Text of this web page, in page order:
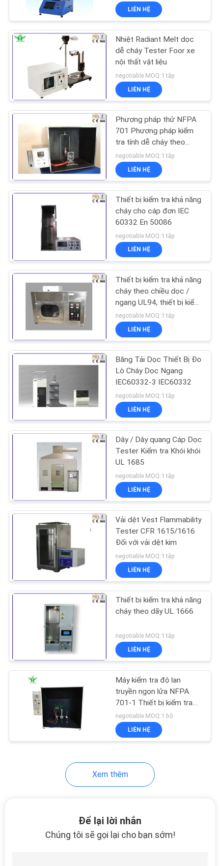
TỨC
CẦU
GIÁ
TRANG
WEB
CHÍNH
MẬT
Vật liệu xây dựng
Fire Tester
36
Môi trường kiểm tra
buồng
530
Máy thử độ bền kéo
Máy sưởi cảm ứng
Bộ thử nghiệm điện
140
Thiết bị kiểm tra dây
Thiết bị kiểm tra dệt
Thiết bị kiểm tra đồ
LIÊN HỆ
Nhiệt Radiant Melt dọc
dễ cháy Tester Foor xe
nội thất vật liệu
negotiable MOQ:1 tập
LIÊN HỆ
Phương pháp thử NFPA
701 Phương pháp kiểm
tra tính dễ cháy theo
chiều dọc cho các loại
vải đơn / nhiều lớp
negotiable MOQ:1 tập
LIÊN HỆ
Thiết bị kiểm tra khả năng
cháy cho cáp đơn IEC
60332 En 50086
negotiable MOQ:1 tập
LIÊN HỆ
Thiết bị kiểm tra khả năng
cháy theo chiều dọc /
ngang UL94, thiết bị kiểm
tra tính dễ cháy 45 độ
negotiable MOQ:1 tập
LIÊN HỆ
Băng Tải Dọc Thiết Bị Đo
Lò Cháy Dọc Ngang
IEC60332-3 IEC60332
negotiable MOQ:1 tập
LIÊN HỆ
Dây / Dây quang Cáp Dọc
Tester Kiểm tra Khói khói
UL 1685
negotiable MOQ:1 tập
LIÊN HỆ
Vải dệt Vest Flammability
Tester CFR 1615/1616
Đối với vải dệt kim
negotiable MOQ:1 tập
LIÊN HỆ
Thiết bị kiểm tra khả năng
cháy theo dãy UL 1666
negotiable MOQ:1 tập
LIÊN HỆ
Máy kiểm tra độ lan
truyền ngọn lửa NFPA
701-1 Thiết bị kiểm tra
phòng thí nghiệm dệt
may
negotiable MOQ:1 bộ
LIÊN HỆ
Xem thêm
Để lại lời nhắn
Chúng tôi sẽ gọi lại cho bạn sớm!